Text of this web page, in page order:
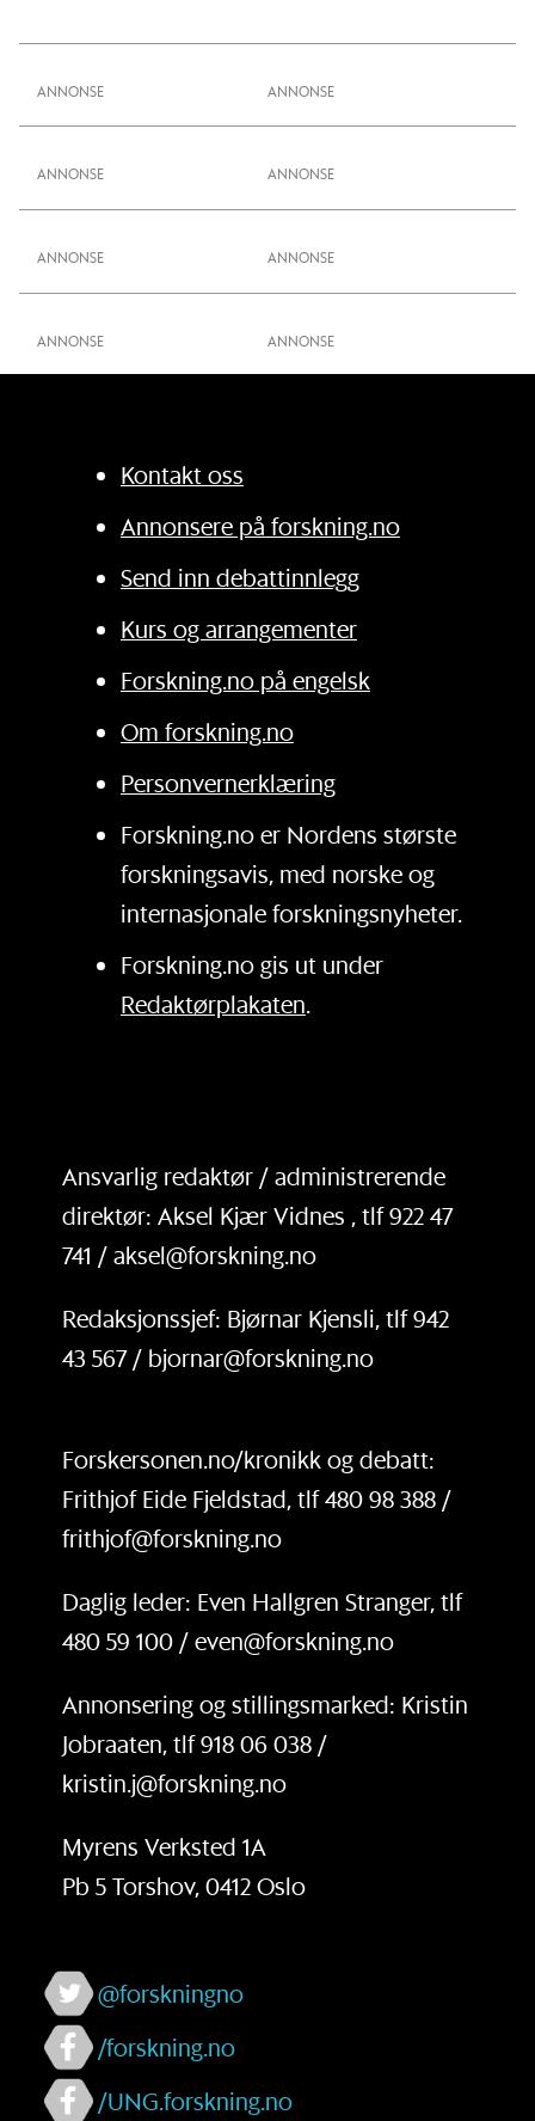
ANNONSE
ANNONSE
ANNONSE
ANNONSE
Kontakt oss
Annonsere på forskning.no
Send inn debattinnlegg
Kurs og arrangementer
Forskning.no på engelsk
Om forskning.no
Personvernerklæring
Forskning.no er Nordens største
forskningsavis, med norske og
internasjonale forskningsnyheter.
Forskning.no gis ut under
Redaktørplakaten.
Ansvarlig redaktør / administrerende
direktør: Aksel Kjær Vidnes , tlf 922 47
741 / aksel@forskning.no
Redaksjonssjef: Bjørnar Kjensli, tlf 942
43 567 / bjornar@forskning.no
Forskersonen.no/kronikk og debatt:
Frithjof Eide Fjeldstad, tlf 480 98 388 /
frithjof@forskning.no
Daglig leder: Even Hallgren Stranger, tlf
480 59 100 / even@forskning.no
Annonsering og stillingsmarked: Kristin
Jobraaten, tlf 918 06 038 /
kristin.j@forskning.no
Myrens Verksted 1A
Pb 5 Torshov, 0412 Oslo
@forskningno
/forskning.no
/UNG.forskning.no